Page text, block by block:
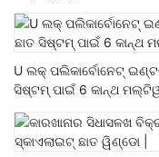
U ଲକ୍ ପଲିକାର୍ବୋନେଟ୍
ସିଷ୍ଟମ୍ ପାଇଁ 6 କାନ୍ଥ